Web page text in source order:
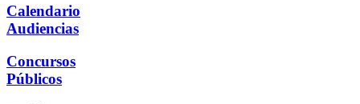
Calendario
Audiencias
Concursos
Públicos